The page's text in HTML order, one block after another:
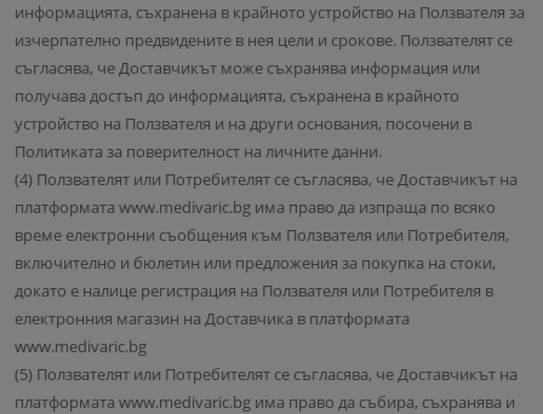
информацията, съхранена в крайното устройство на Ползвателя за
изчерпателно предвидените в нея цели и срокове. Ползвателят се
съгласява, че Доставчикът може съхранява информация или
получава достъп до информацията, съхранена в крайното
устройство на Ползвателя и на други основания, посочени в
Политиката за поверителност на личните данни.
(4) Ползвателят или Потребителят се съгласява, че Доставчикът на
платформата www.medivaric.bg има право да изпраща по всяко
време електронни съобщения към Ползвателя или Потребителя,
включително и бюлетин или предложения за покупка на стоки,
докато е налице регистрация на Ползвателя или Потребителя в
електронния магазин на Доставчика в платформата
www.medivaric.bg
(5) Ползвателят или Потребителят се съгласява, че Доставчикът на
платформата www.medivaric.bg има право да събира, съхранява и